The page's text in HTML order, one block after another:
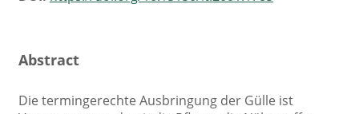
Abstract
Die termingerechte Ausbringung der Gülle ist